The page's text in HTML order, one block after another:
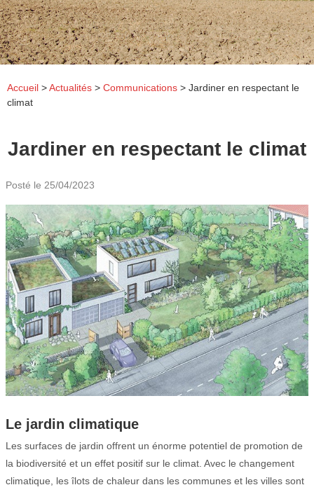
Accueil >Actualités > Communications > Jardiner en respectant le
climat
Jardiner en respectant le climat
Posté le 25/04/2023
Le jardin climatique
Les surfaces de jardin offrent un énorme potentiel de promotion de
la biodiversité et un effet positif sur le climat. Avec le changement
climatique, les îlots de chaleur dans les communes et les villes sont